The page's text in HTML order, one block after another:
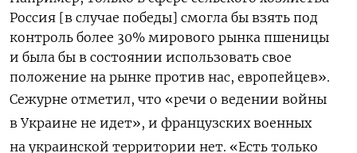
Россия [в случае победы] смогла бы взять под
контроль более 30% мирового рынка пшеницы
и была бы в состоянии использовать свое
положение на рынке против нас, европейцев».
Сежурне отметил, что «речи о ведении войны
в Украине не идет», и французских военных
на украинской территории нет. «Есть только